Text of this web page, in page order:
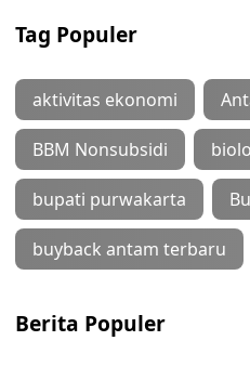
Tag Populer
aktivitas ekonomi
BBM Nonsubsidi
bupati purwakarta
buyback antam terbaru
Berita Populer